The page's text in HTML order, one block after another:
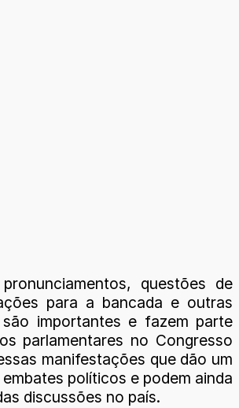
questões de
para a bancada e outras
são importantes e fazem parte
parlamentares no Congresso
manifestações que dão um
políticos e podem ainda
discussões no país.